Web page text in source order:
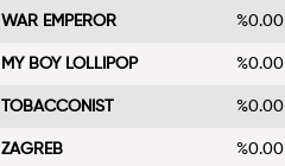
WAR EMPEROR %0.00
MY BOY LOLLIPOP %0.00
TOBACCONIST %0.00
ZAGREB %0.00